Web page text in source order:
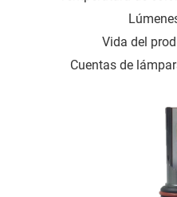
Vida del
Cuentas de